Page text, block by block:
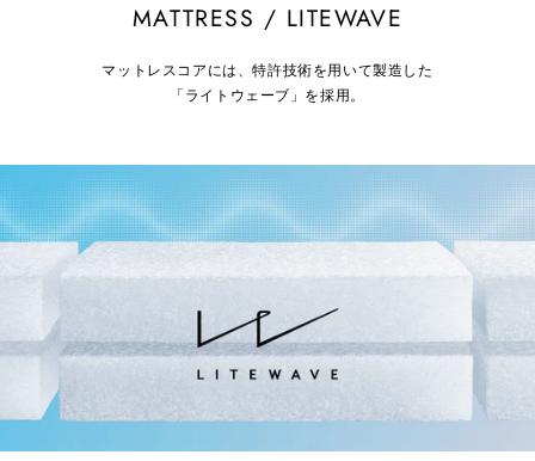
MATTRESS / LITEWAVE
マットレスコアには、特許技術を用いて製造した
「ライトウェーブ」を採用。